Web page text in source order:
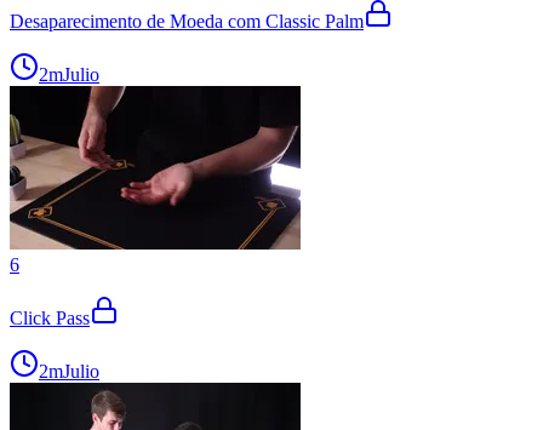
Desaparecimento de Moeda com Classic Palm
2mJulio
6
Click Pass
2mJulio